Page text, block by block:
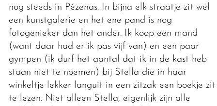
nog steeds in Pézenas. In bijna elk straatje zit wel
een kunstgalerie en het ene pand is nog
fotogenieker dan het ander. Ik koop een mand
(want daar had er ik pas vijf van) en een paar
gympen (ik durf het aantal dat ik in de kast heb
staan niet te noemen) bij Stella die in haar
winkeltje lekker languit in een zitzak een boekje zit
te lezen. Niet alleen Stella, eigenlijk zijn alle